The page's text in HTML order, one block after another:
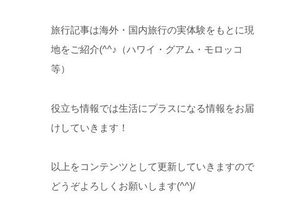
旅行記事は海外・国内旅行の実体験をもとに現
地をご紹介(^^♪（ハワイ・グアム・モロッコ
等）
役立ち情報では生活にプラスになる情報をお届
けしていきます！
以上をコンテンツとして更新していきますので
どうぞよろしくお願いします(^^)/